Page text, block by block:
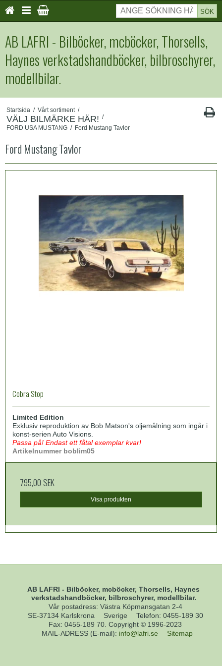
SÖK
AB LAFRI - Bilböcker, mcböcker, Thorsells,
Haynes verkstadshandböcker, bilbroschyrer,
modellbilar.
Startsida / Vårt sortiment /
VÄLJ BILMÄRKE HÄR! /
FORD USA MUSTANG / Ford Mustang Tavlor
Ford Mustang Tavlor
Cobra Stop
Limited Edition
Exklusiv reproduktion av Bob Matson's oljemålning som ingår i
konst-serien Auto Visions.
Passa på! Endast ett fåtal exemplar kvar!
Artikelnummer boblim05
795,00 SEK
Visa produkten
AB LAFRI - Bilböcker, mcböcker, Thorsells, Haynes
verkstadshandböcker, bilbroschyrer, modellbilar.
Vår postadress: Västra Köpmansgatan 2-4
SE-37134 Karlskrona
Sverige Telefon: 0455-189 30
Fax: 0455-189 70. Copyright © 1996-2023
MAIL-ADRESS (E-mail): info@lafri.se Sitemap